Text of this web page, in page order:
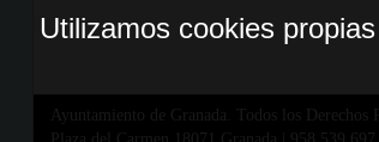
Ayuntamiento de Granada. Todos los Derechos
Utilizamos cookies